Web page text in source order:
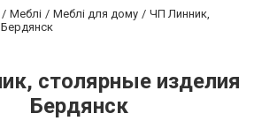
Меблі Меблі для дому
ЧП Линник,
столярные изделия
Бердянск